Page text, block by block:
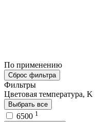
По применению
Сброс фильтра
Фильтры
Цветовая температура, K
Выбрать все
6500 1